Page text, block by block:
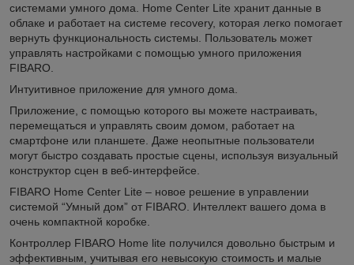
системами умного дома. Home Center Lite хранит данные в
облаке и работает на системе recovery, которая легко помогает
вернуть функциональность системы. Пользователь может
управлять настройками с помощью умного приложения
FIBARO.
Интуитивное приложение для умного дома.
Приложение, с помощью которого вы можете настраивать,
перемещаться и управлять своим домом, работает на
смартфоне или планшете. Даже неопытные пользователи
могут быстро создавать простые сцены, используя визуальный
конструктор сцен в веб-интерфейсе.
FIBARO Home Center Lite – новое решение в управлении
системой “Умный дом” от FIBARO. Интеллект вашего дома в
очень компактной коробке.
Контроллер FIBARO Home lite получился довольно быстрым и
эффективным, учитывая его невысокую стоимость и малые